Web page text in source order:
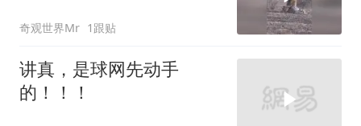
奇观世界Mr 1跟贴
讲真，是球网先动手
的！！！